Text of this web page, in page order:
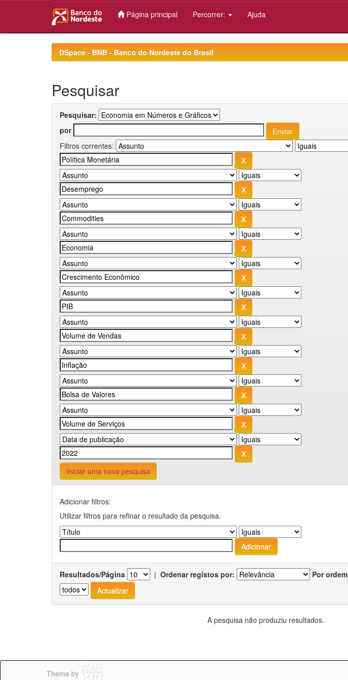
Página principal Percorrer: Ajuda
DSpace - BNB - Banco do Nordeste do Brasil
Pesquisar
Pesquisar:
por
Filtros correntes:
Iniciar uma nova pesquisa
Adicionar filtros:
Utilizar filtros para refinar o resultado da pesquisa.
Resultados/Página | Ordenar registos por: Por ordem
A pesquisa não produziu resultados.
Theme by